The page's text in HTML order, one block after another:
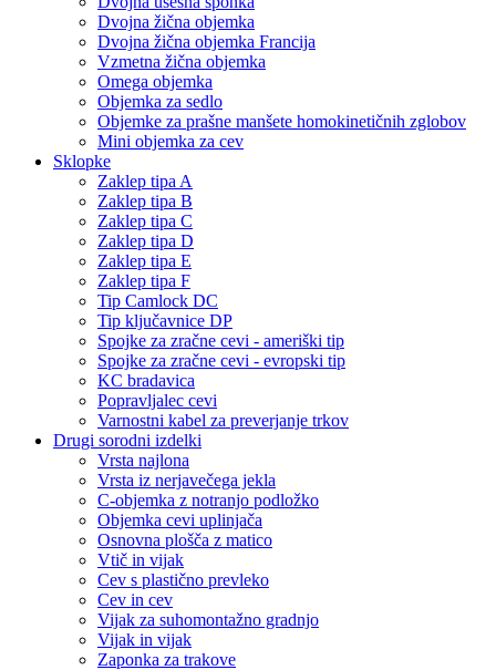
Dvojna žična objemka
Dvojna žična objemka Francija
Vzmetna žična objemka
Omega objemka
Objemka za sedlo
Objemke za prašne manšete homokinetičnih zglobov
Mini objemka za cev
Sklopke
Zaklep tipa A
Zaklep tipa B
Zaklep tipa C
Zaklep tipa D
Zaklep tipa E
Zaklep tipa F
Tip Camlock DC
Tip ključavnice DP
Spojke za zračne cevi - ameriški tip
Spojke za zračne cevi - evropski tip
KC bradavica
Popravljalec cevi
Varnostni kabel za preverjanje trkov
Drugi sorodni izdelki
Vrsta najlona
Vrsta iz nerjavečega jekla
C-objemka z notranjo podložko
Objemka cevi uplinjača
Osnovna plošča z matico
Vtič in vijak
Cev s plastično prevleko
Cev in cev
Vijak za suhomontažno gradnjo
Vijak in vijak
Zaponka za trakove